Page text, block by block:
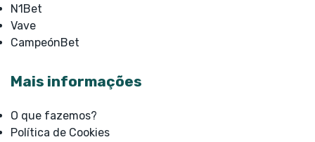
N1Bet
Vave
CampeónBet
Mais informações
O que fazemos?
Política de Cookies